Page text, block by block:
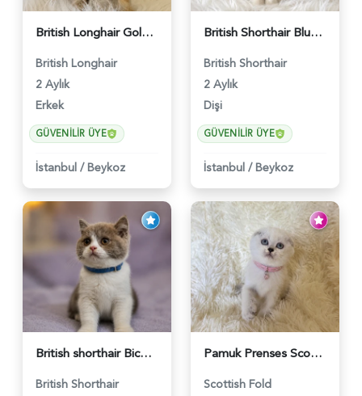
British Longhair Golden Erkek Yavrumuz - 5910
British Longhair
2 Aylık
Erkek
GÜVENILIR ÜYE
İstanbul / Beykoz
British Shorthair Blue Point Kızımız 2 Aylık - 5149
British Shorthair
2 Aylık
Dişi
GÜVENILIR ÜYE
İstanbul / Beykoz
British shorthair Bicolor Lilac Erkek - 5905
British Shorthair
Pamuk Prenses Scottish Fold Maviş Yavrumuz - 6009
Scottish Fold